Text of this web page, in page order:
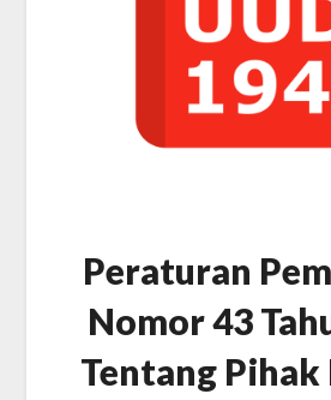
Peraturan
Nomor 43
Tentang Pihak